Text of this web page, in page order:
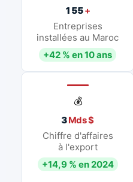
155+
Entreprises
installées au Maroc
+42 % en 10 ans
💰
3Mds $
Chiffre d'affaires
à l'export
+14,9 % en 2024